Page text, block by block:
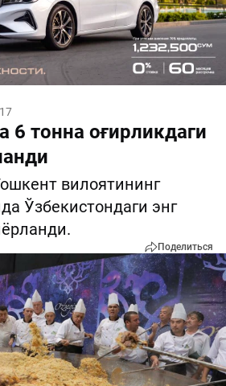
6 тонна оғирликдаги
вилоятининг
Ўзбекистондаги энг
Поделиться